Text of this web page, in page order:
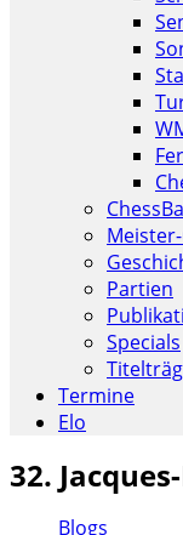
Partien
Specials
Termine
Elo
32.
Blogs